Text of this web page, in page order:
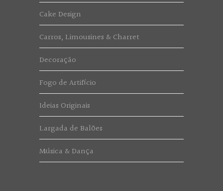
Cake Design
Carros, Limousines & Charret
Decoração
Fogo de Artifício
Ideias Originais
Largada de Balões
Música & Dança